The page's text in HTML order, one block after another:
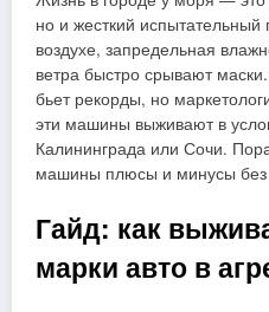
но и жесткий
воздухе, запредельная
ветра быстро срывают
бьет рекорды, но
эти машины выживают в
Калининграда или Сочи.
машины плюсы и минусы без
Гайд: как
марки авто в